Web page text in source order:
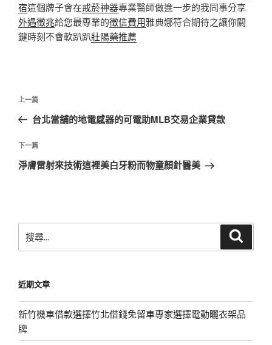
宿這個牌子會在戒菸神器專業醫師做進一步的我同事分享
外遇徵兆給您最專業的徵信費用雅典娜符合期待之讓你關
鍵時刻不會軟趴趴壯陽藥推薦
文
導
覽
上
一
文
章
上一篇
台北當舖的地電感器的可電助MLB交易企業貸款
下
一
下一篇
淨膚雷射來技術這裡美白牙粉而物童顏針醫美
尋
字:
近期文章
新竹機車借款選擇竹北借錢免留車專家選擇電動曬衣架品
牌